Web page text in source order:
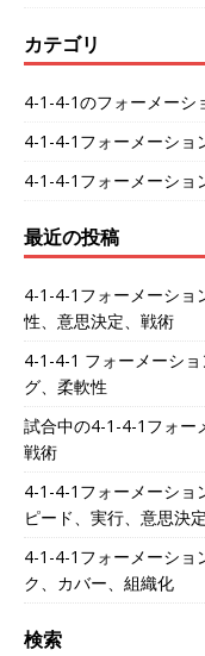
カテゴリ
4-1-4-1のフォーメーシ
4-1-4-1フォーメーショ
4-1-4-1フォーメーショ
最近の投稿
4-1-4-1フォーメーショ
性、意思決定、戦術
4-1-4-1 フォーメーシ
グ、柔軟性
試合中の4-1-4-1フォー
戦術
4-1-4-1フォーメーショ
ピード、実行、意思決定
4-1-4-1フォーメーショ
ク、カバー、組織化
検索